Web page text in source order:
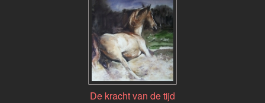
De kracht van de tijd